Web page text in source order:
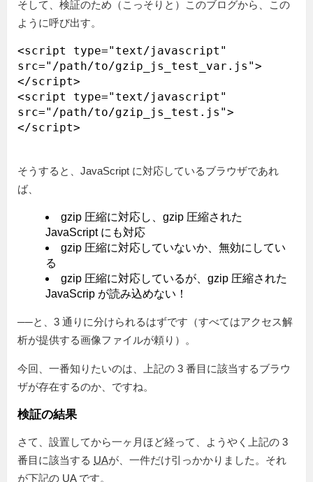
そして、検証のため（こっそりと）このブログから、この
ように呼び出す。
<script type="text/javascript"
src="/path/to/gzip_js_test_var.js">
</script>
<script type="text/javascript"
src="/path/to/gzip_js_test.js">
そうすると、JavaScript に対応しているブラウザであれ
ば、
gzip 圧縮に対応し、gzip 圧縮された
JavaScript にも対応
gzip 圧縮に対応していないか、無効にしてい
る
gzip 圧縮に対応しているが、gzip 圧縮された
JavaScrip が読み込めない！
──と、3 通りに分けられるはずです（すべてはアクセス解
析が提供する画像ファイルが頼り）。
今回、一番知りたいのは、上記の 3 番目に該当するブラウ
ザが存在するのか、ですね。
検証の結果
さて、設置してから一ヶ月ほど経って、ようやく上記の 3
番目に該当する UAが、一件だけ引っかかりました。それ
が下記の UA です。